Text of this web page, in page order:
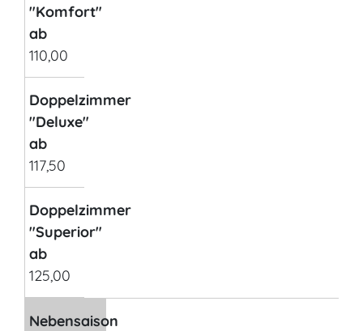
"Komfort"
ab
110,00
Doppelzimmer
"Deluxe"
ab
117,50
Doppelzimmer
"Superior"
ab
125,00
Nebensaison